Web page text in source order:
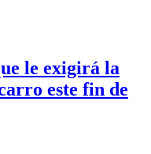
le exigirá la
este fin de